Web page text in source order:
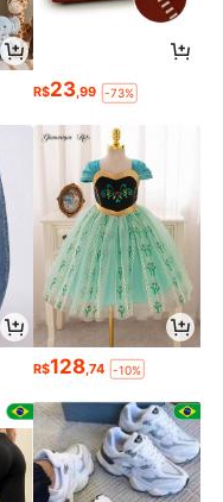
R$23,99 -73%
R$128 ,74 -10%